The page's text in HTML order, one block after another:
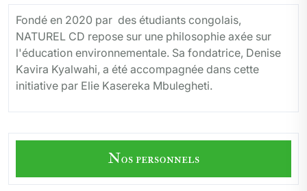
Fondé en 2020 par des étudiants congolais,
NATUREL CD repose sur une philosophie axée sur
l'éducation environnementale. Sa fondatrice, Denise
Kavira Kyalwahi, a été accompagnée dans cette
initiative par Elie Kasereka Mbulegheti.
Nos personnels